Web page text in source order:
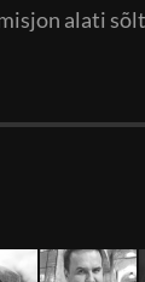
alati